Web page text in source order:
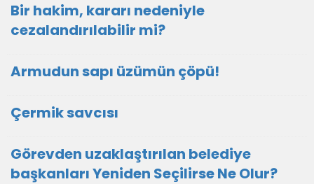
Bir hakim, kararı nedeniyle
cezalandırılabilir mi?
Armudun sapı üzümün çöpü!
Çermik savcısı
Görevden uzaklaştırılan belediye
başkanları Yeniden Seçilirse Ne Olur?